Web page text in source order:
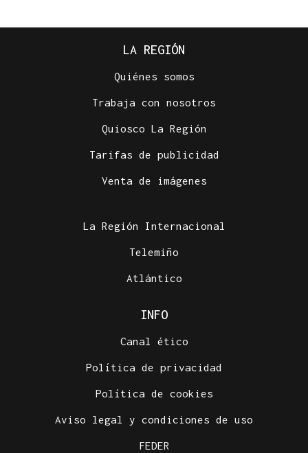
LA REGIÓN
Quiénes somos
Trabaja con nosotros
Quiosco La Región
Tarifas de publicidad
Venta de imágenes
La Región Internacional
Telemiño
Atlántico
INFO
Canal ético
Política de privacidad
Política de cookies
Aviso legal y condiciones de uso
FEDER